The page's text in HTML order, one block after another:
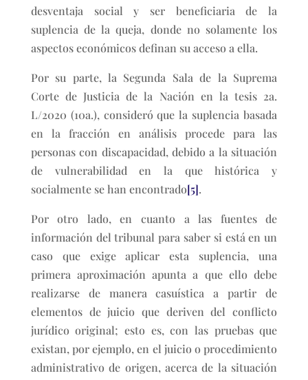
desventaja social y ser beneficiaria de la
suplencia de la queja, donde no solamente los
aspectos económicos definan su acceso a ella.
Por su parte, la Segunda Sala de la Suprema
Corte de Justicia de la Nación en la tesis 2a.
L/2020 (10a.), consideró que la suplencia basada
en la fracción en análisis procede para las
personas con discapacidad, debido a la situación
de vulnerabilidad en la que histórica y
socialmente se han encontrado[5].
Por otro lado, en cuanto a las fuentes de
información del tribunal para saber si está en un
caso que exige aplicar esta suplencia, una
primera aproximación apunta a que ello debe
realizarse de manera casuística a partir de
elementos de juicio que deriven del conflicto
jurídico original; esto es, con las pruebas que
existan, por ejemplo, en el juicio o procedimiento
administrativo de origen, acerca de la situación